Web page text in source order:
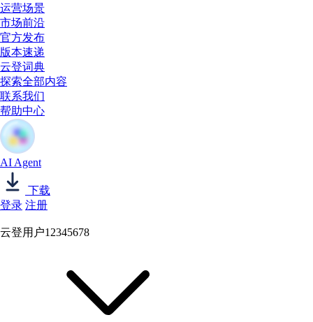
运营场景
市场前沿
官方发布
版本速递
云登词典
探索全部内容
联系我们
帮助中心
AI Agent
下载
登录 注册
云登用户12345678